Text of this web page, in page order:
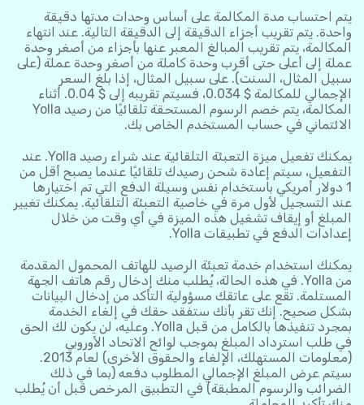
يتم احتساب مدة المكالمة على أساس وحدات مدتها دقيقة
واحدة. يتم تقريب أجزاء الدقيقة إلى الدقيقة التالية. عند انتهاء
المكالمة، يتم تقريب المبالغ المعبر عنها بأجزاء من أصغر وحدة
عملة إلى أعلى حتى أقرب وحدة كاملة من أصغر وحدة عملة (على
سبيل المثال، السنت). على سبيل المثال، إذا بلغ السعر
الإجمالي للمكالمة ‎0.034 $‎، فسيتم تقريبه إلى ‎0.04 $‎. أثناء
المكالمة، يتم خصم الرسوم المستحقة تلقائيًا من رصيد Yolla
الائتماني في حساب المستخدم الخاص بك.
يمكنك تفعيل ميزة التعبئة التلقائية عند شراء رصيد Yolla. عند
التفعيل، سيتم إعادة شحن رصيدك تلقائيًا عندما يصبح أقل من
1 دولار أمريكي باستخدام نفس وسيلة الدفع التي تم اختيارها
عند التسجيل لأول مرة في خاصية التعبئة التلقائية. يمكنك تغيير
المبلغ أو إيقاف تشغيل هذه الميزة في أي وقت من خلال
إعدادات الدفع في تطبيقات Yolla.
يمكنك استخدام خدمة تعبئة الرصيد للهاتف المحمول المقدمة
من Yolla. في هذه الحالة، يُطلب منك إدخال رقم هاتف الجهة
المستلمة. تقع على عاتقك مسؤولية التأكد من إدخال البيانات
بشكل صحيح. إنك تقر بأنك ستفقد حقك في إلغاء الخدمة
بمجرد تنفيذها بالكامل من قبل Yolla. وعليه، لن يكون لك الحق
في طلب استرداد المبلغ بموجب لوائح الاتحاد الأوروبي
(معلومات المستهلك، الإلغاء والحقوق الأخرى) لعام 2013.
سيتم عرض المبلغ الإجمالي المطلوب دفعه (بما في ذلك
الضرائب والرسوم المطبقة) في التطبيق المرخص قبل أن يُطلب